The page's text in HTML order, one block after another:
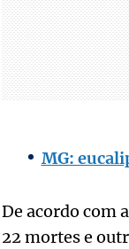
MG:
De acordo com
22 mortes e